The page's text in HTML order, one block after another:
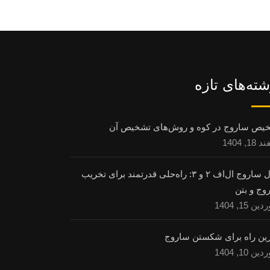
تازه
ساروج در کوه و روش‌های تشخیص آن
1404
حلال ساروج ال‌اف ۲ و ۳: راه‌حلی قدرتمند برای تخریب
و بتن
15, 1404
راه برای شکستن ساروج
10, 1404